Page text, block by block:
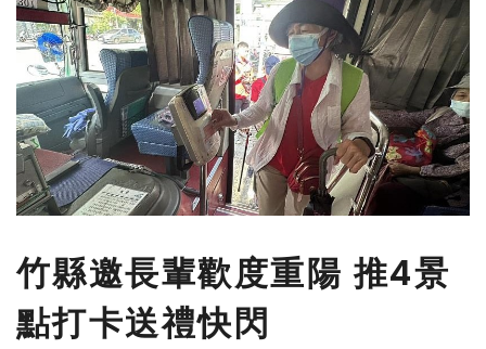
登入
刊登
竹縣邀長輩歡度重陽 推4景
點打卡送禮快閃